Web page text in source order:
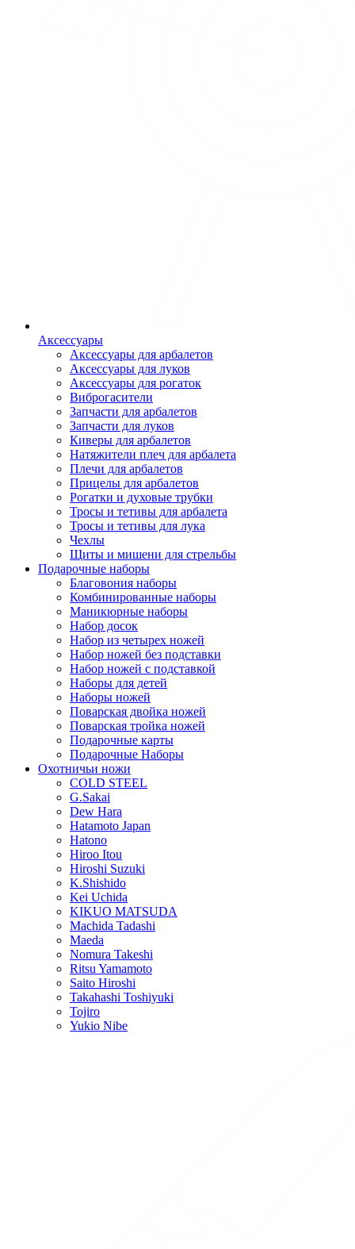
Аксессуары
Аксессуары для арбалетов
Аксессуары для луков
Аксессуары для рогаток
Виброгасители
Запчасти для арбалетов
Запчасти для луков
Киверы для арбалетов
Натяжители плеч для арбалета
Плечи для арбалетов
Прицелы для арбалетов
Рогатки и духовые трубки
Тросы и тетивы для арбалета
Тросы и тетивы для лука
Чехлы
Щиты и мишени для стрельбы
Подарочные наборы
Благовония наборы
Комбинированные наборы
Маникюрные наборы
Набор досок
Набор из четырех ножей
Набор ножей без подставки
Набор ножей с подставкой
Наборы для детей
Наборы ножей
Поварская двойка ножей
Поварская тройка ножей
Подарочные карты
Подарочные Наборы
Охотничьи ножи
COLD STEEL
G.Sakai
Dew Hara
Hatamoto Japan
Hatono
Hiroo Itou
Hiroshi Suzuki
K.Shishido
Kei Uchida
KIKUO MATSUDA
Machida Tadashi
Maeda
Nomura Takeshi
Ritsu Yamamoto
Saito Hiroshi
Takahashi Toshiyuki
Tojiro
Yukio Nibe